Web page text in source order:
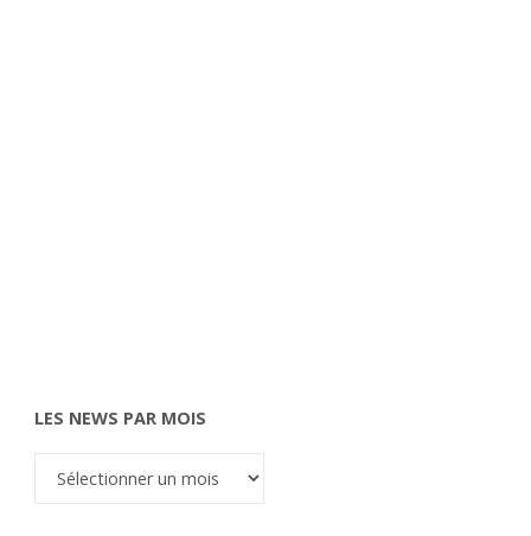
LES NEWS PAR MOIS